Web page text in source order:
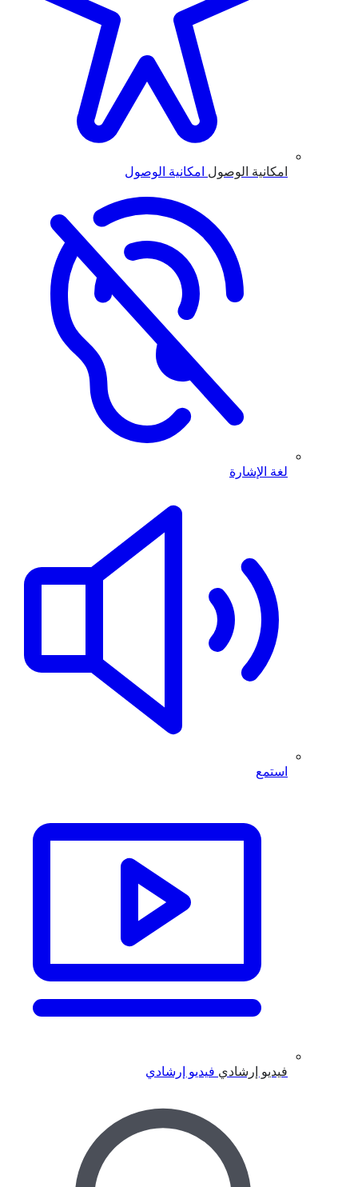
امكانية الوصول امكانية الوصول
لغة الإشارة
استمع
فيديو إرشادي فيديو إرشادي